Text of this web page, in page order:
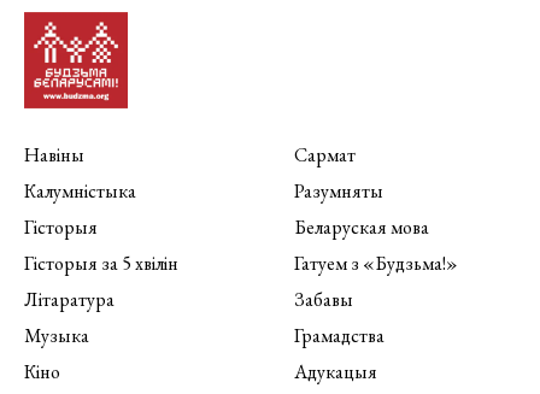
Навіны
Калумністыка
Гісторыя
Гісторыя за 5 хвілін
Літаратура
Музыка
Кіно
Сармат
Разумняты
Беларуская мова
Гатуем з «Будзьма!»
Забавы
Грамадства
Адукацыя